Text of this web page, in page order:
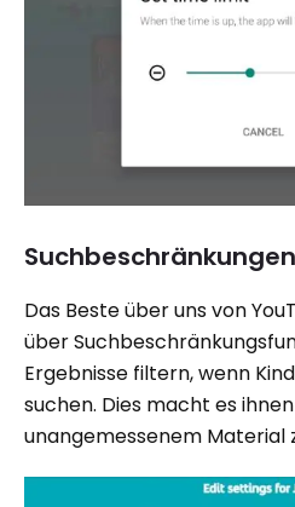
Suchbeschränkungen
Das Beste über uns von
über
Ergebnisse filtern, wenn
suchen. Dies macht es
unangemessenem Material